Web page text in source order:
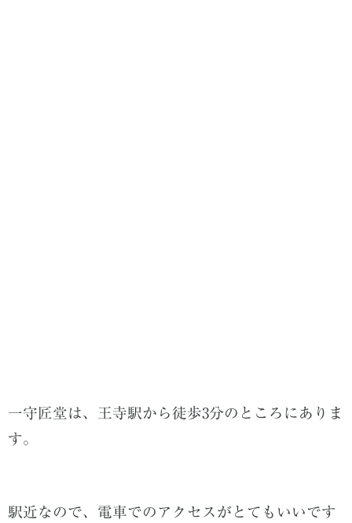
一守匠堂は、王寺駅から徒歩3分のところにありま
す。
駅近なので、電車でのアクセスがとてもいいです